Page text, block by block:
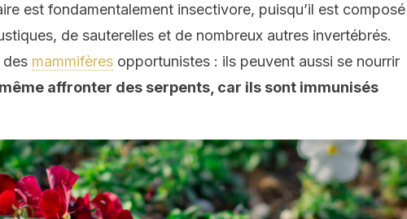
est fondamentalement insectivore, puisqu’il est composé
de sauterelles et de nombreux autres invertébrés.
des mammifères opportunistes : ils peuvent aussi se nourrir
même affronter des serpents, car ils sont immunisés